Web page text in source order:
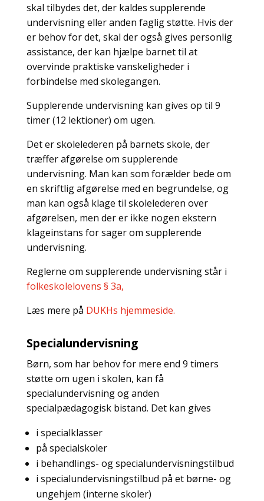
skal tilbydes det, der kaldes supplerende
undervisning eller anden faglig støtte. Hvis der
er behov for det, skal der også gives personlig
assistance, der kan hjælpe barnet til at
overvinde praktiske vanskeligheder i
forbindelse med skolegangen.
Supplerende undervisning kan gives op til 9
timer (12 lektioner) om ugen.
Det er skolelederen på barnets skole, der
træffer afgørelse om supplerende
undervisning. Man kan som forælder bede om
en skriftlig afgørelse med en begrundelse, og
man kan også klage til skolelederen over
afgørelsen, men der er ikke nogen ekstern
klageinstans for sager om supplerende
undervisning.
Reglerne om supplerende undervisning står i
folkeskolelovens § 3a,
Læs mere på DUKHs hjemmeside.
Specialundervisning
Børn, som har behov for mere end 9 timers
støtte om ugen i skolen, kan få
specialundervisning og anden
specialpædagogisk bistand. Det kan gives
i specialklasser
på specialskoler
i behandlings- og specialundervisningstilbud
i specialundervisningstilbud på et børne- og
ungehjem (interne skoler)